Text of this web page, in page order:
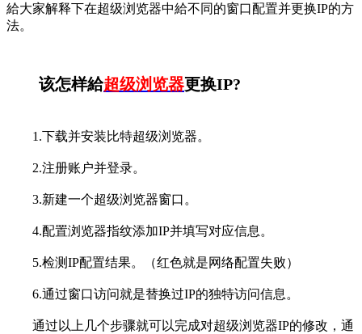
給大家解释下在超级浏览器中給不同的窗口配置并更换IP的方
法。
该怎样給超级浏览器更换IP?
1.下载并安装比特超级浏览器。
2.注册账户并登录。
3.新建一个超级浏览器窗口。
4.配置浏览器指纹添加IP并填写对应信息。
5.检测IP配置结果。（红色就是网络配置失败）
6.通过窗口访问就是替换过IP的独特访问信息。
通过以上几个步骤就可以完成对超级浏览器IP的修改，通